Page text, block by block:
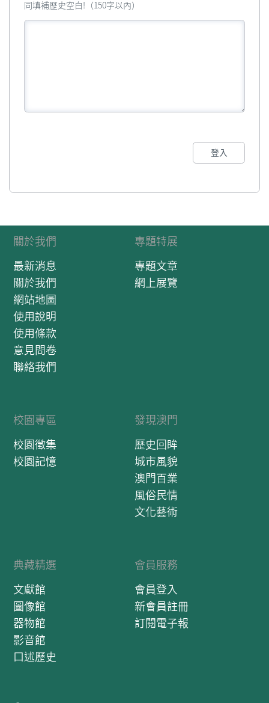
同填補歷史空白!（150字以內）
登入
關於我們
最新消息
關於我們
網站地圖
使用說明
使用條款
意見問卷
聯絡我們
專題特展
專題文章
網上展覽
校園專區
校園徵集
校園記憶
發現澳門
歷史回眸
城市風貌
澳門百業
風俗民情
文化藝術
典藏精選
文獻館
圖像館
器物館
影音館
口述歷史
會員服務
會員登入
新會員註冊
訂閱電子報